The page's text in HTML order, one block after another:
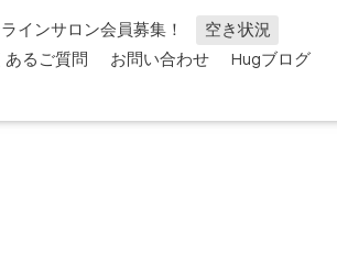
インサロン会員募集！
空き状況
あるご質問 お問い合わせ
Hugブログ